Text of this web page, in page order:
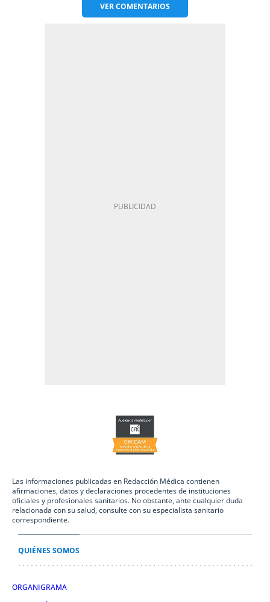
VERCOMENTARIOS
Las informaciones publicadas en Redacción Médica contienen
afirmaciones, datos y declaraciones procedentes de instituciones
oficiales y profesionales sanitarios. No obstante, ante cualquier duda
relacionada con su salud, consulte con su especialista sanitario
correspondiente.
QUIÉNES SOMOS
ORGANIGRAMA